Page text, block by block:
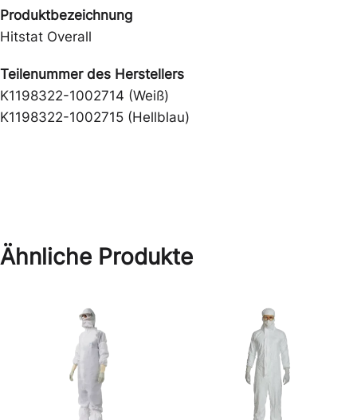
Produktbezeichnung
Hitstat Overall
Teilenummer des Herstellers
K1198322-1002714 (Weiß)
K1198322-1002715 (Hellblau)
Ähnliche Produkte